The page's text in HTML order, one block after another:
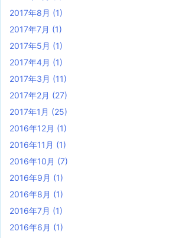
2017年8月 (1)
2017年7月 (1)
2017年5月 (1)
2017年4月 (1)
2017年3月 (11)
2017年2月 (27)
2017年1月 (25)
2016年12月 (1)
2016年11月 (1)
2016年10月 (7)
2016年9月 (1)
2016年8月 (1)
2016年7月 (1)
2016年6月 (1)